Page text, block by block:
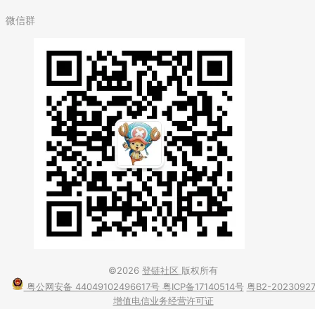
微信群
©2026 登链社区 版权所有
粤公网安备 44049102496617号 粤ICP备17140514号 粤B2-20230927
增值电信业务经营许可证